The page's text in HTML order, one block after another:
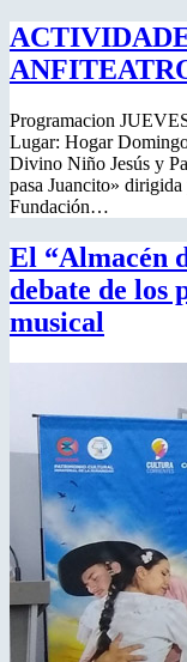
Programacion
Lugar: Hogar
Divino Niño Jesús y
pasa Juancito»
Fundación…
El “Almacén
debate de los
musical